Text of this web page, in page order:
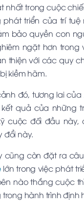
nhất trong cuộc
triển của trí tuệ
bảo quyền con
ngặt hơn trong
thiện với các quy
kiềm hãm.
đó, tương lai
quả của những
cuộc đối đầu này,
đổi này.
cũng còn đặt ra
lớn trong việc phát
nào thắng cuộc
hành trình định